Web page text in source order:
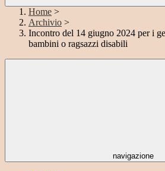
Home >
Archivio >
Incontro del 14 giugno 2024 per i
bambini o ragsazzi disabili
navigazione